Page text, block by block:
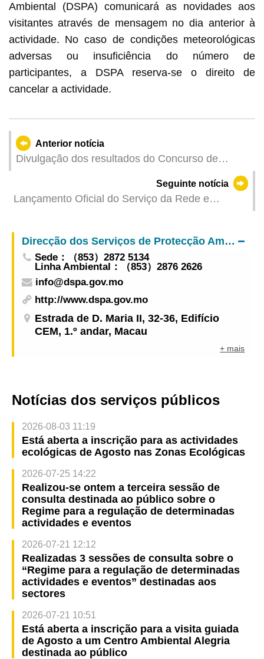
Ambiental (DSPA) comunicará as novidades aos
visitantes através de mensagem no dia anterior à
actividade. No caso de condições meteorológicas
adversas ou insuficiência do número de
participantes, a DSPA reserva-se o direito de
cancelar a actividade.
Anterior notícia
Divulgação dos resultados do Concurso de
Estudantes do 32.º Concurso Internacional de
Fogo-de-Artifício de Macau
Seguinte notícia
Lançamento Oficial do Serviço da Rede e
de Depósito de Valores Mobiliários de MacauDirecção dos Serviços de Protecção Ambiental
Sede：（853）2872 5134
Linha Ambiental：（853）2876 2626
info@dspa.gov.mo
http://www.dspa.gov.mo
Estrada de D. Maria II, 32-36, Edifício
CEM, 1.º andar, Macau
+ mais
Notícias dos serviços públicos
2026-08-03 11:19
Está aberta a inscrição para as actividades
ecológicas de Agosto nas Zonas Ecológicas
2026-07-25 14:22
Realizou-se ontem a terceira sessão de
consulta destinada ao público sobre o
Regime para a regulação de determinadas
actividades e eventos
2026-07-21 12:12
Realizadas 3 sessões de consulta sobre o
“Regime para a regulação de determinadas
actividades e eventos” destinadas aos
sectores
2026-07-21 10:51
Está aberta a inscrição para a visita guiada
de Agosto a um Centro Ambiental Alegria
destinada ao público